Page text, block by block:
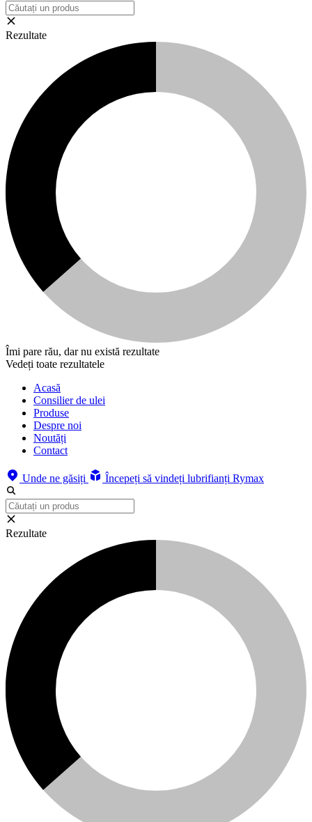
Rezultate
Îmi pare rău, dar nu există rezultate
Vedeți toate rezultatele
Acasă
Consilier de ulei
Produse
Despre noi
Noutăți
Contact
Unde ne găsiți Începeți să vindeți lubrifianți Rymax
Rezultate